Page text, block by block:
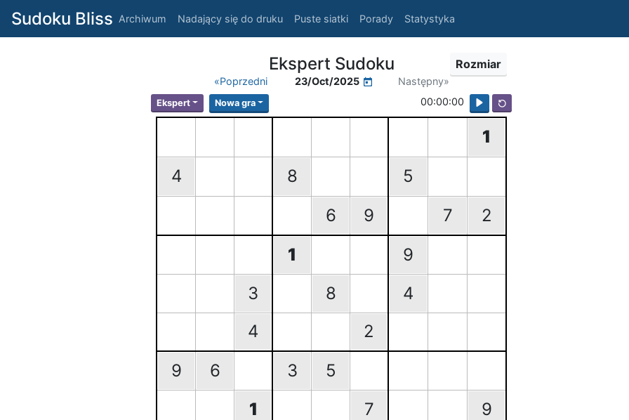
Sudoku Bliss Archiwum Nadający się do druku Puste siatki Porady Statystyka
Ekspert Sudoku Rozmiar
«Poprzedni 23/Oct/2025 Następny»
Ekspert Nowa gra 00:00:00
1
4
8
5
6
9 7
2
1
9
3
8
4
4
2
9
6 3
5
1
7
9